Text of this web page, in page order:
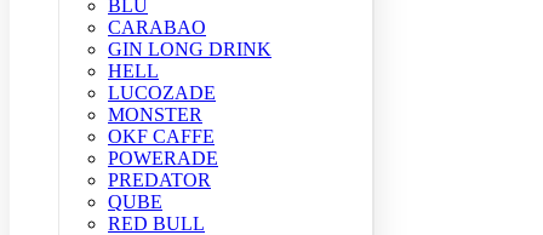
BLU
CARABAO
GIN LONG DRINK
HELL
LUCOZADE
MONSTER
OKF CAFFE
POWERADE
PREDATOR
QUBE
RED BULL